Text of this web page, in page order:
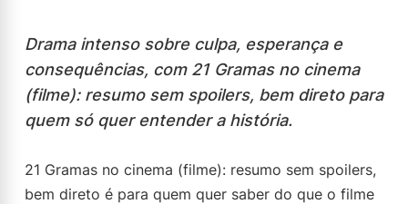
Drama intenso sobre culpa, esperança e
consequências, com 21 Gramas no cinema
(filme): resumo sem spoilers, bem direto para
quem só quer entender a história.
21 Gramas no cinema (filme): resumo sem spoilers,
bem direto é para quem quer saber do que o filme